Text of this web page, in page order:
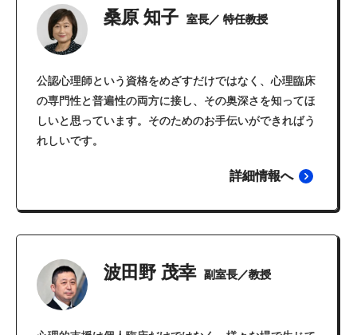
桑原 知子 室長／ 特任教授
公認心理師という資格をめざすだけではなく、心理臨床
の専門性と普遍性の両方に接し、その奥深さを知ってほ
しいと思っています。そのためのお手伝いができればう
れしいです。
詳細情報へ
波田野 茂幸 副室長／教授